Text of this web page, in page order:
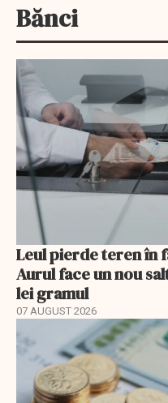
Bănci
Leul pierde teren în
Aurul face un nou
lei gramul
07 AUGUST 2026